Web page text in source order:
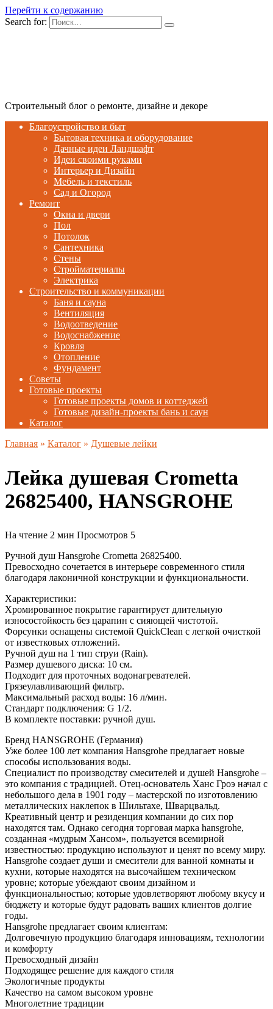
Перейти к содержанию
Search for:
Строительный блог о ремонте, дизайне и декоре
Благоустройство и быт
Бытовая техника и оборудование
Дачные идеи Ландшафт
Идеи своими руками
Интерьер и Дизайн
Мебель и текстиль
Сад и Огород
Ремонт
Окна и двери
Пол
Потолок
Сантехника
Стены
Стройматериалы
Электрика
Строительство и коммуникации
Баня и сауна
Вентиляция
Водоотведение
Водоснабжение
Кровля
Отопление
Фундамент
Советы
Готовые проекты
Готовые проекты домов и коттеджей
Готовые дизайн-проекты бань и саун
Каталог
Главная » Каталог » Душевые лейки
Лейка душевая Crometta
26825400, HANSGROHE
На чтение 2 мин Просмотров 5
Ручной душ Hansgrohe Crometta 26825400.
Превосходно сочетается в интерьере современного стиля
благодаря лаконичной конструкции и функциональности.
Характеристики:
Хромированное покрытие гарантирует длительную
износостойкость без царапин с сияющей чистотой.
Форсунки оснащены системой QuickClean с легкой очисткой
от известковых отложений.
Ручной душ на 1 тип струи (Rain).
Размер душевого диска: 10 см.
Подходит для проточных водонагревателей.
Грязеулавливающий фильтр.
Максимальный расход воды: 16 л/мин.
Стандарт подключения: G 1/2.
В комплекте поставки: ручной душ.
Бренд HANSGROHE (Германия)
Уже более 100 лет компания Hansgrohe предлагает новые
способы использования воды.
Специалист по производству смесителей и душей Hansgrohe –
это компания с традицией. Отец-основатель Ханс Гроэ начал с
небольшого дела в 1901 году – мастерской по изготовлению
металлических наклепок в Шильтахе, Шварцвальд.
Креативный центр и резиденция компании до сих пор
находятся там. Однако сегодня торговая марка hansgrohe,
созданная «мудрым Хансом», пользуется всемирной
известностью: продукцию используют и ценят по всему миру.
Hansgrohe создает души и смесители для ванной комнаты и
кухни, которые находятся на высочайшем техническом
уровне; которые убеждают своим дизайном и
функциональностью; которые удовлетворяют любому вкусу и
бюджету и которые будут радовать ваших клиентов долгие
годы.
Hansgrohe предлагает своим клиентам:
Долговечную продукцию благодаря инновациям, технологии
и комфорту
Превосходный дизайн
Подходящее решение для каждого стиля
Экологичные продукты
Качество на самом высоком уровне
Многолетние традиции